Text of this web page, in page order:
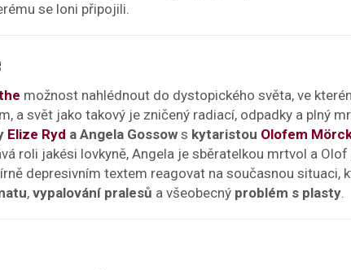
se loni připojili.
možnost nahlédnout do dystopického světa, ve
a svět jako takový je zničený radiací, odpadky a plný
Elize Ryd a Angela Gossows kytaristou Olofem
roli jakési lovkyně, Angela je sběratelkou mrtvol a Olof
depresivním textem reagovat na současnou situaci,
, vypalování pralesů a všeobecný problém s plasty.